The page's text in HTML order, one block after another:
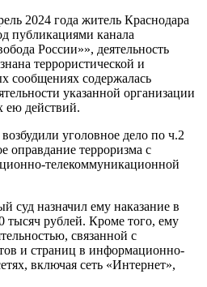
2024 года житель Краснодара
публикациями канала
России»», деятельность
террористической и
сообщениях содержалась
указанной организации
ею действий.
уголовное дело по ч.2
оправдание терроризма с
телекоммуникационной
назначил ему наказание в
тысяч рублей. Кроме того, ему
связанной с
и страниц в информационно-
включая сеть «Интернет»,